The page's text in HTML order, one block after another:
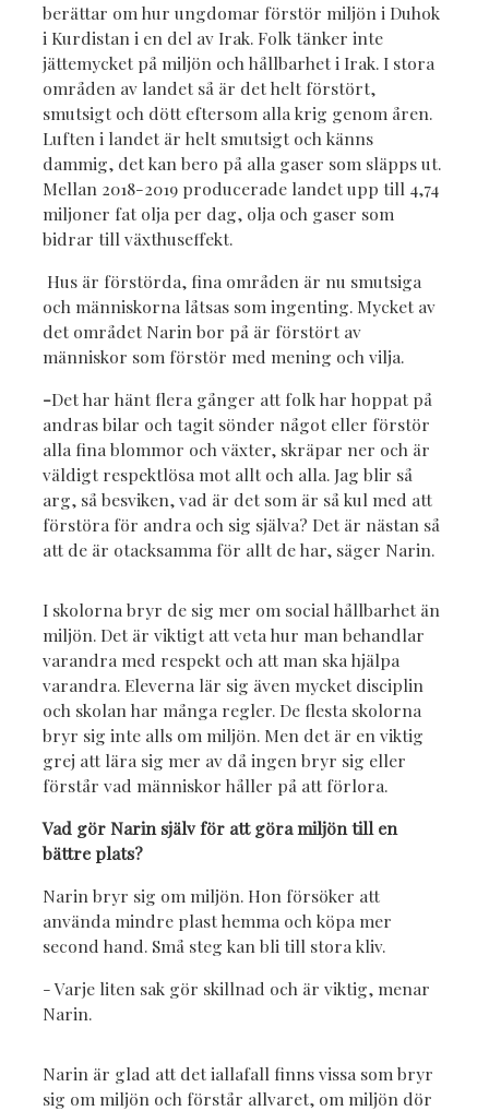
berättar om hur ungdomar förstör miljön i Duhok
i Kurdistan i en del av Irak. Folk tänker inte
jättemycket på miljön och hållbarhet i Irak. I stora
områden av landet så är det helt förstört,
smutsigt och dött eftersom alla krig genom åren.
Luften i landet är helt smutsigt och känns
dammig, det kan bero på alla gaser som släpps ut.
Mellan 2018-2019 producerade landet upp till 4,74
miljoner fat olja per dag, olja och gaser som
bidrar till växthuseffekt.
Hus är förstörda, fina områden är nu smutsiga
och människorna låtsas som ingenting. Mycket av
det området Narin bor på är förstört av
människor som förstör med mening och vilja.
-Det har hänt flera gånger att folk har hoppat på
andras bilar och tagit sönder något eller förstör
alla fina blommor och växter, skräpar ner och är
väldigt respektlösa mot allt och alla. Jag blir så
arg, så besviken, vad är det som är så kul med att
förstöra för andra och sig själva? Det är nästan så
att de är otacksamma för allt de har, säger Narin.
I skolorna bryr de sig mer om social hållbarhet än
miljön. Det är viktigt att veta hur man behandlar
varandra med respekt och att man ska hjälpa
varandra. Eleverna lär sig även mycket disciplin
och skolan har många regler. De flesta skolorna
bryr sig inte alls om miljön. Men det är en viktig
grej att lära sig mer av då ingen bryr sig eller
förstår vad människor håller på att förlora.
Vad gör Narin själv för att göra miljön till en
bättre plats?
Narin bryr sig om miljön. Hon försöker att
använda mindre plast hemma och köpa mer
second hand. Små steg kan bli till stora kliv.
- Varje liten sak gör skillnad och är viktig, menar
Narin.
Narin är glad att det iallafall finns vissa som bryr
sig om miljön och förstår allvaret, om miljön dör